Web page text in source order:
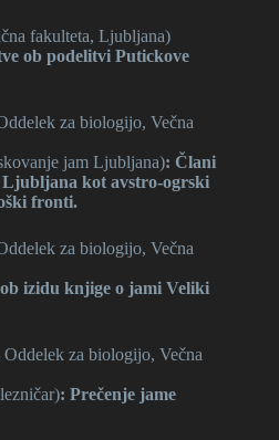
fakulteta, Ljubljana)
ob podelitvi Putickove
za biologijo, Večna
jam Ljubljana): Člani
kot avstro-ogrski
fronti.
za biologijo, Večna
izidu knjige o jami Veliki
za biologijo, Večna
: Prečenje jame